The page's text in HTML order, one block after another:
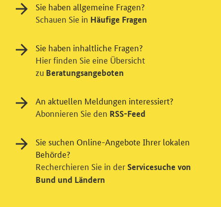
Sie haben allgemeine Fragen?
Schauen Sie in Häufige Fragen
Sie haben inhaltliche Fragen?
Hier finden Sie eine Übersicht
zu Beratungsangeboten
An aktuellen Meldungen interessiert?
Abonnieren Sie den RSS-Feed
Sie suchen Online-Angebote Ihrer lokalen
Behörde?
Recherchieren Sie in der Servicesuche von
Bund und Ländern